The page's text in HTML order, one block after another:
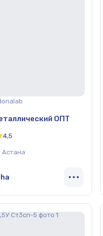
ОПТ
4,5
Астана